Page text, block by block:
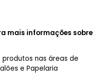
mais informações sobre
produtos nas áreas de
e Papelaria